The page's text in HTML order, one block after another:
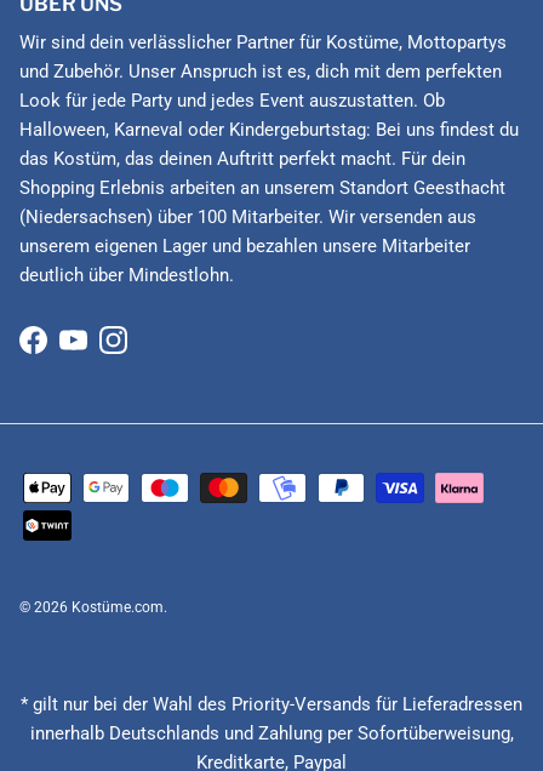
Wir sind dein verlässlicher Partner für Kostüme, Mottopartys
und Zubehör. Unser Anspruch ist es, dich mit dem perfekten
Look für jede Party und jedes Event auszustatten. Ob
Halloween, Karneval oder Kindergeburtstag: Bei uns findest du
das Kostüm, das deinen Auftritt perfekt macht. Für dein
Shopping Erlebnis arbeiten an unserem Standort Geesthacht
(Niedersachsen) über 100 Mitarbeiter. Wir versenden aus
unserem eigenen Lager und bezahlen unsere Mitarbeiter
deutlich über Mindestlohn.
Facebook
YouTubeInstagram
© 2026 Kostüme.com.
* gilt nur bei der Wahl des Priority-Versands für Lieferadressen
innerhalb Deutschlands und Zahlung per Sofortüberweisung,
Kreditkarte, Paypal